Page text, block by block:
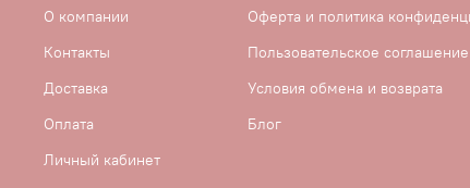
О компании
Контакты
Доставка
Оплата
Личный кабинет
Оферта и политика
Пользовательское соглашение
Условия обмена и возврата
Блог